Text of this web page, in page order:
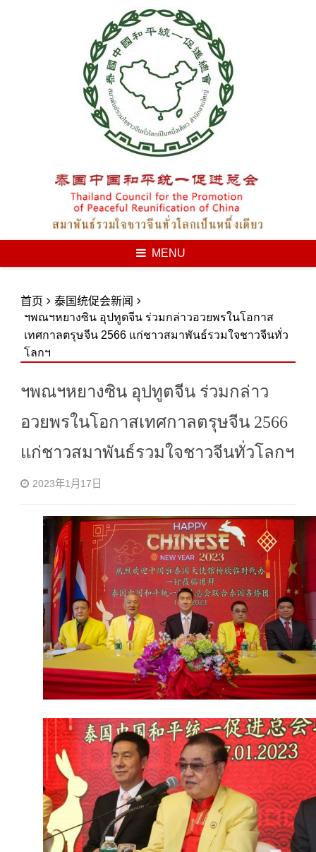
MENU
首页
泰国统促会新闻
ฯพณฯหยางซิน อุปทูตจีน ร่วมกล่าวอวยพรในโอกาส
เทศกาลตรุษจีน 2566 แก่ชาวสมาพันธ์รวมใจชาวจีนทั่ว
โลกฯ
ฯพณฯหยางซิน อุปทูตจีน ร่วมกล่าว
อวยพรในโอกาสเทศกาลตรุษจีน 2566
แก่ชาวสมาพันธ์รวมใจชาวจีนทั่วโลกฯ
2023年1月17日